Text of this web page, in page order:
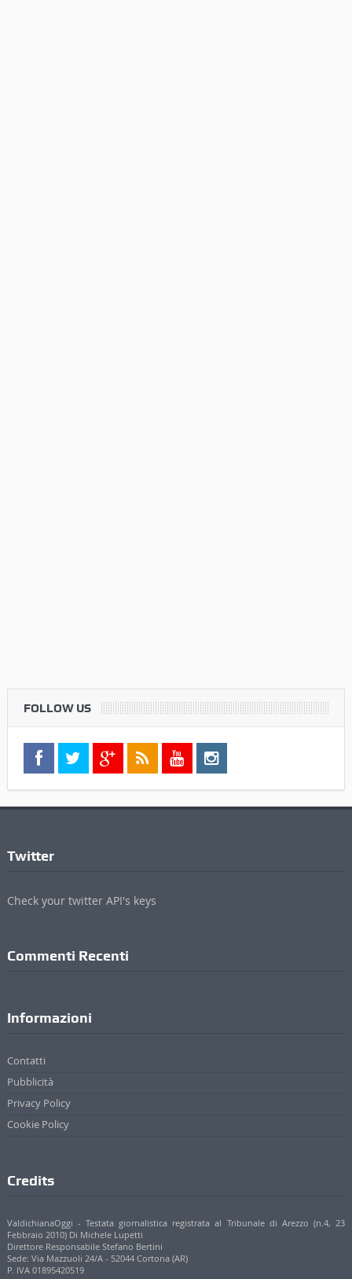
FOLLOW US
Twitter
Check your twitter API's keys
Commenti Recenti
Informazioni
Contatti
Pubblicità
Privacy Policy
Cookie Policy
Credits
ValdichianaOggi - Testata giornalistica registrata al Tribunale di Arezzo (n.4, 23
Febbraio 2010) Di Michele Lupetti
Direttore Responsabile Stefano Bertini
Sede: Via Mazzuoli 24/A - 52044 Cortona (AR)
P. IVA 01895420519